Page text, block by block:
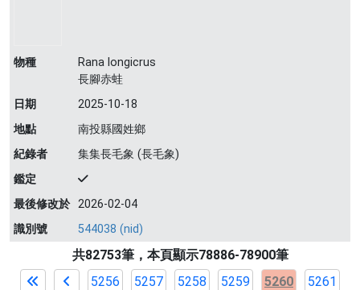
物種
Rana longicrus
長腳赤蛙
日期
2025-10-18
地點
南投縣國姓鄉
紀錄者
集集長毛象 (長毛象)
鑑定
最後修改於 2026-02-04
識別號
544038 (nid)
共82753筆，本頁顯示78886-78900筆
5256
5257 5258 5259 5260
5261